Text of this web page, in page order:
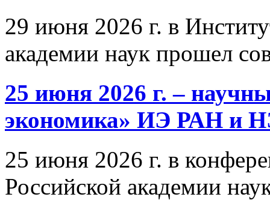
29 июня 2026 г. в
академии наук прошел
25 июня 2026 г. –
экономика» ИЭ РАН и
25 июня 2026 г. в
Российской академии